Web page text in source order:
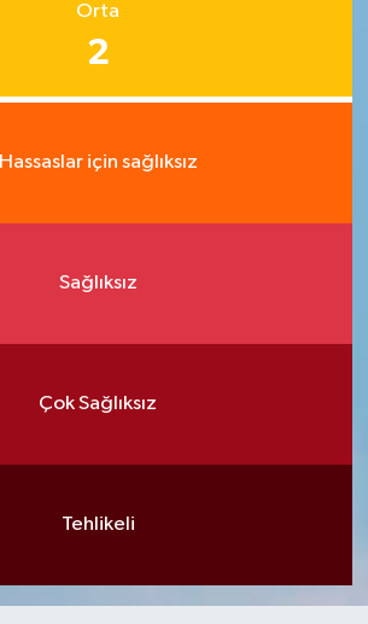
Orta
2
Hassaslar için sağlıksız
Sağlıksız
Çok Sağlıksız
Tehlikeli